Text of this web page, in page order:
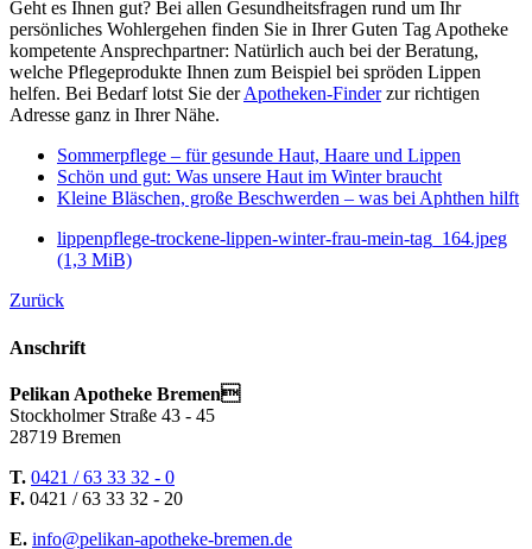
Geht es Ihnen gut? Bei allen Gesundheitsfragen rund um Ihr
persönliches Wohlergehen finden Sie in Ihrer Guten Tag Apotheke
kompetente Ansprechpartner: Natürlich auch bei der Beratung,
welche Pflegeprodukte Ihnen zum Beispiel bei spröden Lippen
helfen. Bei Bedarf lotst Sie derApotheken-Finderzur richtigen
Adresse ganz in Ihrer Nähe.
Sommerpflege – für gesunde Haut, Haare und Lippen
Schön und gut: Was unsere Haut im Winter braucht
Kleine Bläschen, große Beschwerden – was bei Aphthen hilft
lippenpflege-trockene-lippen-winter-frau-mein-tag_164.jpeg
(1,3 MiB)
Zurück
Anschrift
Pelikan Apotheke Bremen
Stockholmer Straße 43 - 45
28719 Bremen
T. 0421 / 63 33 32 - 0
F. 0421 / 63 33 32 - 20
E. info@pelikan-apotheke-bremen.de